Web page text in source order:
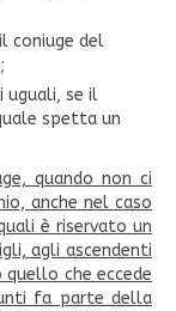
coniuge del
uguali, se il
spetta un
quando non ci
anche nel caso
è riservato un
agli ascendenti
che eccede
fa parte della